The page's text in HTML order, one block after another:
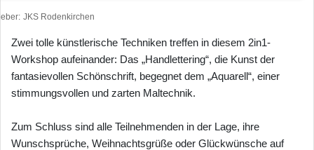
JKS Rodenkirchen
Zwei tolle künstlerische Techniken treffen in diesem 2in1-
Workshop aufeinander: Das „Handlettering“, die Kunst der
fantasievollen Schönschrift, begegnet dem „Aquarell“, einer
stimmungsvollen und zarten Maltechnik.
Zum Schluss sind alle Teilnehmenden in der Lage, ihre
Wunschsprüche, Weihnachtsgrüße oder Glückwünsche auf